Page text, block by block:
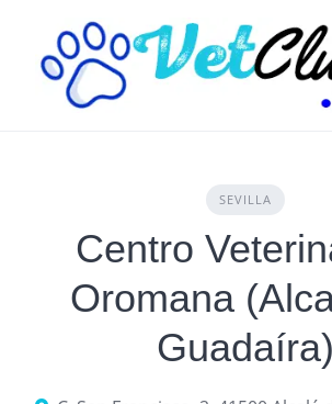
content
SEVILLA
Centro
Oromana
Guadaíra)